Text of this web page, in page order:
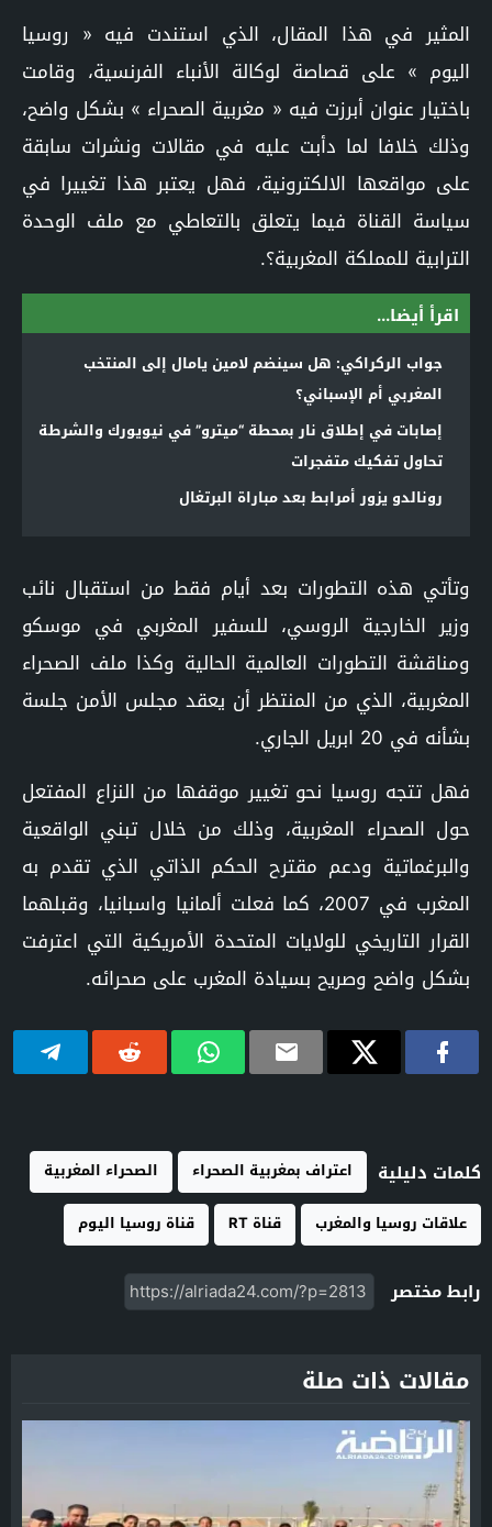
المثير في هذا المقال، الذي استندت فيه « روسيا
اليوم » على قصاصة لوكالة الأنباء الفرنسية، وقامت
باختيار عنوان أبرزت فيه « مغربية الصحراء » بشكل واضح،
وذلك خلافا لما دأبت عليه في مقالات ونشرات سابقة
على مواقعها الالكترونية، فهل يعتبر هذا تغييرا في
سياسة القناة فيما يتعلق بالتعاطي مع ملف الوحدة
الترابية للمملكة المغربية؟.
اقرأ أيضا...
جواب الركراكي: هل سينضم لامين يامال إلى المنتخب
المغربي أم الإسباني؟
إصابات في إطلاق نار بمحطة “ميترو” في نيويورك والشرطة
تحاول تفكيك متفجرات
رونالدو يزور أمرابط بعد مباراة البرتغال
وتأتي هذه التطورات بعد أيام فقط من استقبال نائب
وزير الخارجية الروسي، للسفير المغربي في موسكو
ومناقشة التطورات العالمية الحالية وكذا ملف الصحراء
المغربية، الذي من المنتظر أن يعقد مجلس الأمن جلسة
بشأنه في 20 ابريل الجاري.
فهل تتجه روسيا نحو تغيير موقفها من النزاع المفتعل
حول الصحراء المغربية، وذلك من خلال تبني الواقعية
والبرغماتية ودعم مقترح الحكم الذاتي الذي تقدم به
المغرب في 2007، كما فعلت ألمانيا واسبانيا، وقبلهما
القرار التاريخي للولايات المتحدة الأمريكية التي اعترفت
بشكل واضح وصريح بسيادة المغرب على صحرائه.
كلمات دليلية اعتراف بمغربية الصحراء
الصحراء المغربية
علاقات روسيا والمغرب
قناة RT قناة روسيا اليوم
رابط مختصر
مقالات ذات صلة